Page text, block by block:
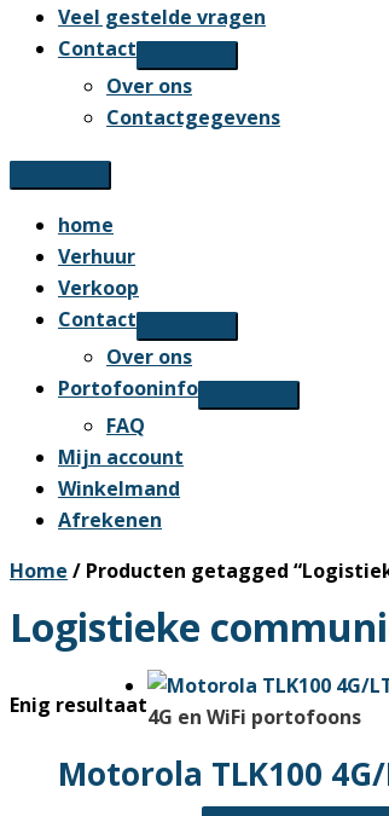
Veel gestelde vragen
Contact
Over ons
Contactgegevens
home
Verhuur
Verkoop
Contact
Over ons
Portofooninfo
FAQ
Mijn account
Winkelmand
Afrekenen
Home / Producten getagged
Logistieke
Enig resultaat4G en WiFi portofoons
Motorola TLK100